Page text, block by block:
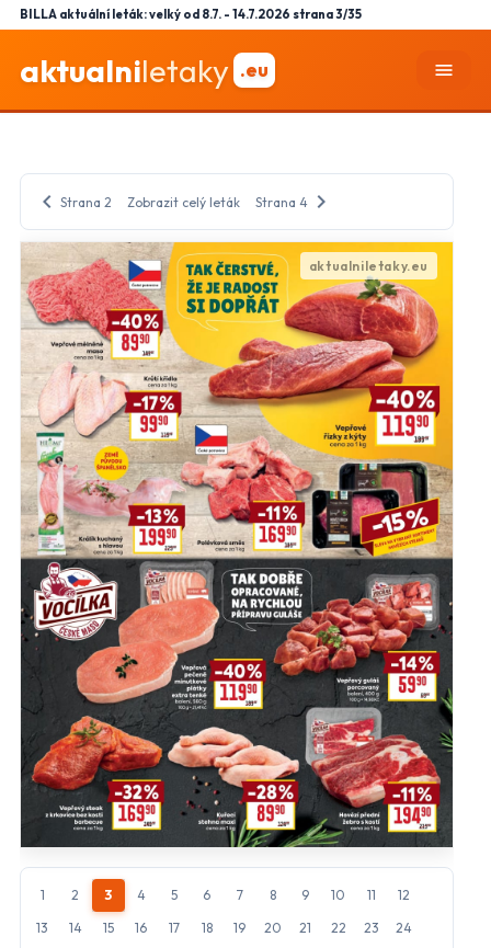
BILLA aktuální leták: velký od 8.7. - 14.7.2026 strana 3/35
aktualniletaky .eu menu
chevron_left Strana 2 Zobrazit celý leták Strana 4chevron_right
1 2 3 4 5 6 7 8 9 10 11
12
13
14 15 16 17 18 19 20 21 22 23
24
close
mail_outlineNastavení odběru letáků
Vyberte obchody, jejichž letáky chcete dostávat do e-
mailu.
Hlavní hypermarkety a supermarkety
Albert BILLA
CBA COOP
FLOP Globus
Kaufland Lidl
Makro